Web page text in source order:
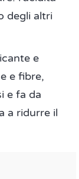
degli altri
e
e fibre,
e fa da
a ridurre il